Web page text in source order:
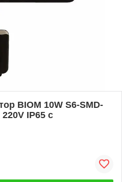
BIOM 10W S6-SMD-
IP65 с